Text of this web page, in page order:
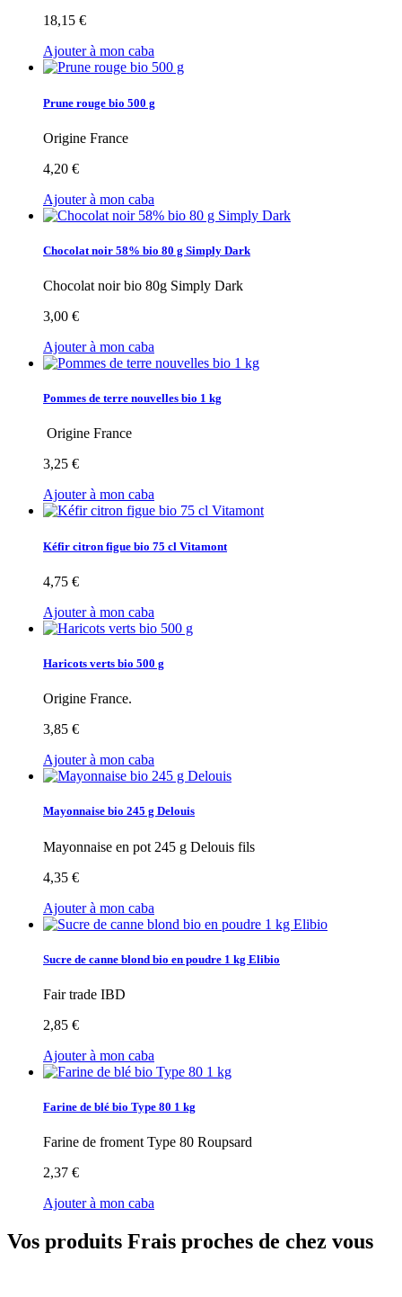
18,15 €
Ajouter à mon caba
Prune rouge bio 500 g
Origine France
4,20 €
Ajouter à mon caba
Chocolat noir 58% bio 80 g Simply Dark
Chocolat noir bio 80g Simply Dark
3,00 €
Ajouter à mon caba
Pommes de terre nouvelles bio 1 kg
Origine France
3,25 €
Ajouter à mon caba
Kéfir citron figue bio 75 cl Vitamont
4,75 €
Ajouter à mon caba
Haricots verts bio 500 g
Origine France.
3,85 €
Ajouter à mon caba
Mayonnaise bio 245 g Delouis
Mayonnaise en pot 245 g Delouis fils
4,35 €
Ajouter à mon caba
Sucre de canne blond bio en poudre 1 kg Elibio
Fair trade IBD
2,85 €
Ajouter à mon caba
Farine de blé bio Type 80 1 kg
Farine de froment Type 80 Roupsard
2,37 €
Ajouter à mon caba
Vos produits Frais proches de chez vous